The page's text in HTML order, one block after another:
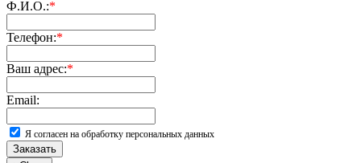
Ф.И.О.:*
Телефон:*
Ваш адрес:*
Email:
Я согласен на обработку персональных данных
Заказать